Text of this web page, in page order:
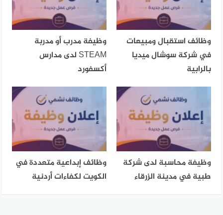
وظائف استقبال ومبيعات
في شركة سوشال ميديا
بالرابية
وظيفة مدرب أو مدربة
STEAM لدى مدارس
أكسفورد
وظيفة محاسبة لدى شركة
طبية في مدينة الزرقاء
وظائف إبداعية متعددة في
الكويت لكفاءات أردنية